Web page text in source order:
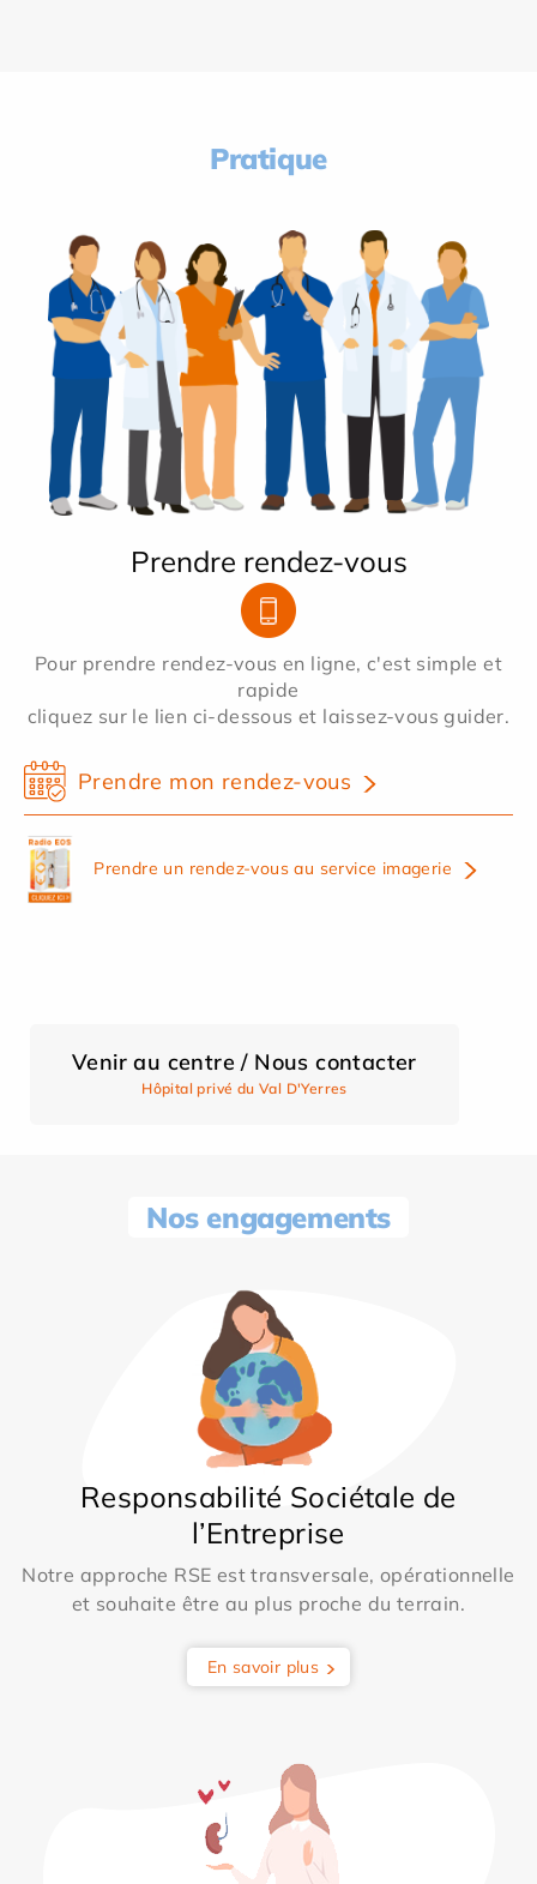
Pratique
Prendre rendez-vous
Pour prendre rendez-vous en ligne, c'est simple et
rapide
cliquez sur le lien ci-dessous et laissez-vous guider.
Prendre mon rendez-vous
Prendre un rendez-vous au service imagerie
Venir au centre / Nous contacter
Hôpital privé du Val D'Yerres
Nos engagements
Responsabilité Sociétale de
l’Entreprise
Notre approche RSE est transversale, opérationnelle
et souhaite être au plus proche du terrain.
En savoir plus